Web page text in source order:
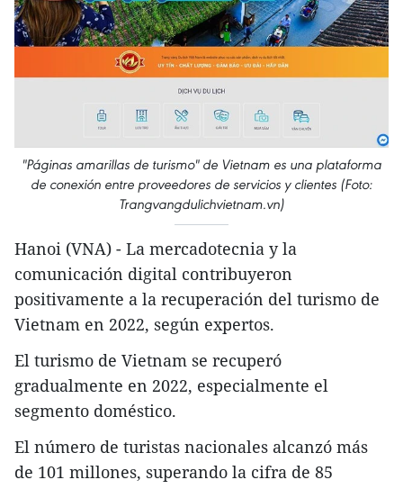
"Páginas amarillas de turismo" de Vietnam es una plataforma
de conexión entre proveedores de servicios y clientes (Foto:
Trangvangdulichvietnam.vn)
Hanoi (VNA) - La mercadotecnia y la
comunicación digital contribuyeron
positivamente a la recuperación del turismo de
Vietnam en 2022, según expertos.
El turismo de Vietnam se recuperó
gradualmente en 2022, especialmente el
segmento doméstico.
El número de turistas nacionales alcanzó más
de 101 millones, superando la cifra de 85